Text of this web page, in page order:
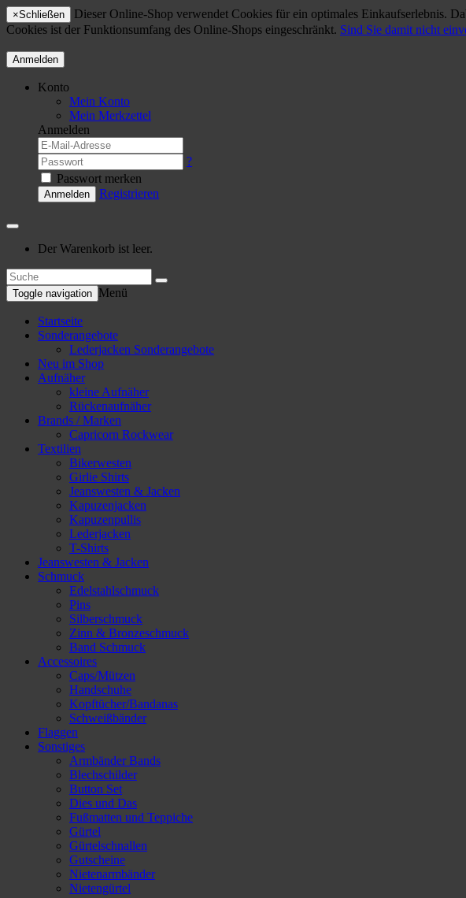
×Schließen
Dieser Online-Shop verwendet Cookies für ein optimales Einkaufserlebnis.
Cookies ist der Funktionsumfang des Online-Shops eingeschränkt. Sind Sie damit nicht
Anmelden
Konto
Mein Konto
Mein Merkzettel
Anmelden
?
Passwort merken
Anmelden Registrieren
Der Warenkorb ist leer.
Toggle navigation Menü
Startseite
Sonderangebote
Lederjacken Sonderangebote
Neu im Shop
Aufnäher
kleine Aufnäher
Rückenaufnäher
Brands / Marken
Capricorn Rockwear
Textilien
Bikerwesten
Girlie Shirts
Jeanswesten & Jacken
Kapuzenjacken
Kapuzenpullis
Lederjacken
T-Shirts
Jeanswesten & Jacken
Schmuck
Edelstahlschmuck
Pins
Silberschmuck
Zinn & Bronzeschmuck
Band Schmuck
Accessoires
Caps/Mützen
Handschuhe
Kopftücher/Bandanas
Schweißbänder
Flaggen
Sonstiges
Armbänder Bands
Blechschilder
Button Set
Dies und Das
Fußmatten und Teppiche
Gürtel
Gürtelschnallen
Gutscheine
Nietenarmbänder
Nietengürtel